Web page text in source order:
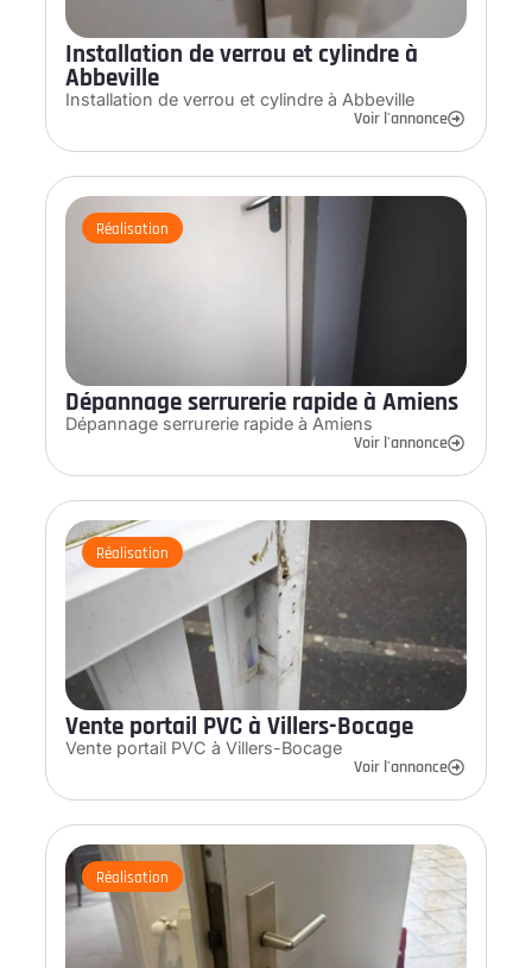
Installation de verrou et cylindre à
Abbeville
Installation de verrou et cylindre à Abbeville
Voir l'annonce
Réalisation
Dépannage serrurerie rapide à Amiens
Dépannage serrurerie rapide à Amiens
Voir l'annonce
Réalisation
Vente portail PVC à Villers-Bocage
Vente portail PVC à Villers-Bocage
Voir l'annonce
Réalisation